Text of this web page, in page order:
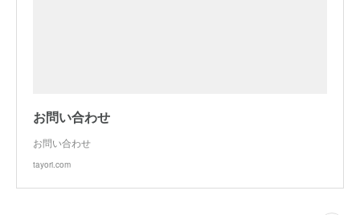
お問い合わせ
お問い合わせ
tayori.com